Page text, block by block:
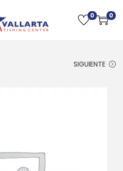
0 0
SIGUIENTE